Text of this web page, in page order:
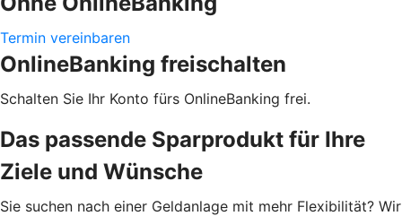
Termin vereinbaren
OnlineBanking freischalten
Schalten Sie Ihr Konto fürs OnlineBanking frei.
Das passende Sparprodukt für Ihre
Ziele und Wünsche
Sie suchen nach einer Geldanlage mit mehr Flexibilität? Wir